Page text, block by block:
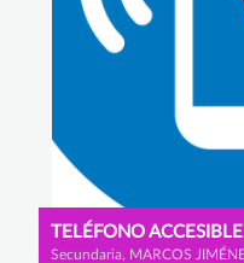
TELÉFONO ACCESIBLE